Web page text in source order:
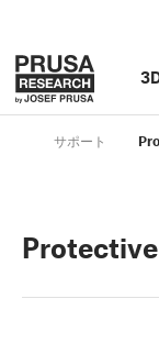
サポート
Protective